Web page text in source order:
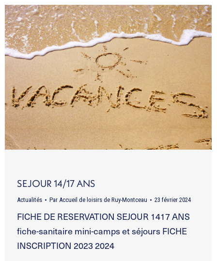
SEJOUR 14/17 ANS
Actualités Par Accueil de loisirs de Ruy-Montceau 23 février 2024
FICHE DE RESERVATION SEJOUR 1417 ANS
fiche-sanitaire mini-camps et séjours FICHE
INSCRIPTION 2023 2024